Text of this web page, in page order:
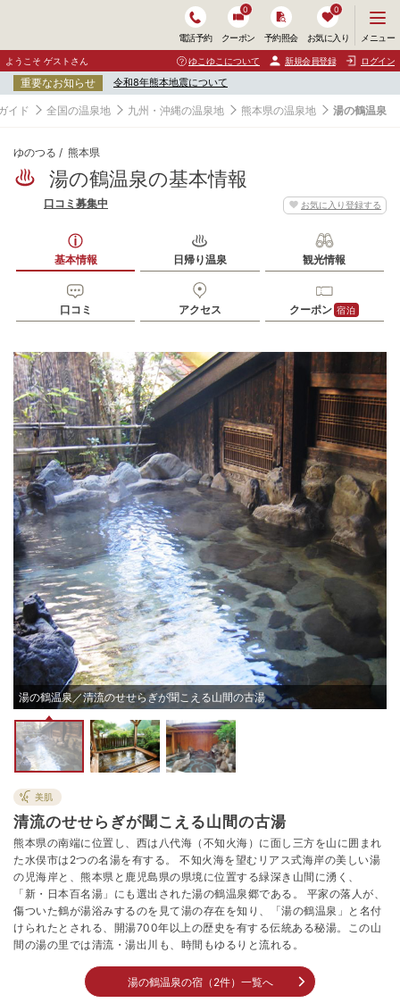
電話予約 クーポン
0
予約照会 お気に入り
0
ニ
ュ
ー
開
く
メニュー
ようこそ ゲストさん ゆこゆこについて 新規会員登録 ログイン
重要なお知らせ 令和8年熊本地震について
イド 全国の温泉地 九州・沖縄の温泉地 熊本県の温泉地 湯の鶴温泉
ゆのつる 熊本県
湯の鶴温泉の基本情報
お気に入り登録する
口コミ募集中
基本情報 日帰り温泉 観光情報
口コミ アクセス クーポン 宿泊
湯の鶴温泉／清流のせせらぎが聞こえる山間の古湯
美肌
清流のせせらぎが聞こえる山間の古湯
熊本県の南端に位置し、西は八代海（不知火海）に面し三方を山に囲まれ
た水俣市は2つの名湯を有する。 不知火海を望むリアス式海岸の美しい湯
の児海岸と、熊本県と鹿児島県の県境に位置する緑深き山間に湧く、
「新・日本百名湯」にも選出された湯の鶴温泉郷である。 平家の落人が、
傷ついた鶴が湯浴みするのを見て湯の存在を知り、「湯の鶴温泉」と名付
けられたとされる、開湯700年以上の歴史を有する伝統ある秘湯。この山
間の湯の里では清流・湯出川も、時間もゆるりと流れる。
湯の鶴温泉の宿（2件）一覧へ